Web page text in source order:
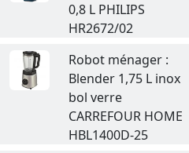
0,8 L PHILIPS
HR2672/02
Robot ménager :
Blender 1,75 L inox
bol verre
CARREFOUR HOME
HBL1400D-25